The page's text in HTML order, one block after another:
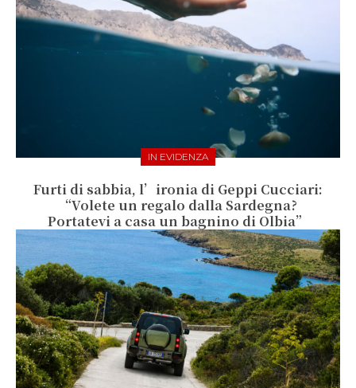
IN EVIDENZA
Furti di sabbia, l’ironia di Geppi Cucciari:
“Volete un regalo dalla Sardegna?
Portatevi a casa un bagnino di Olbia”